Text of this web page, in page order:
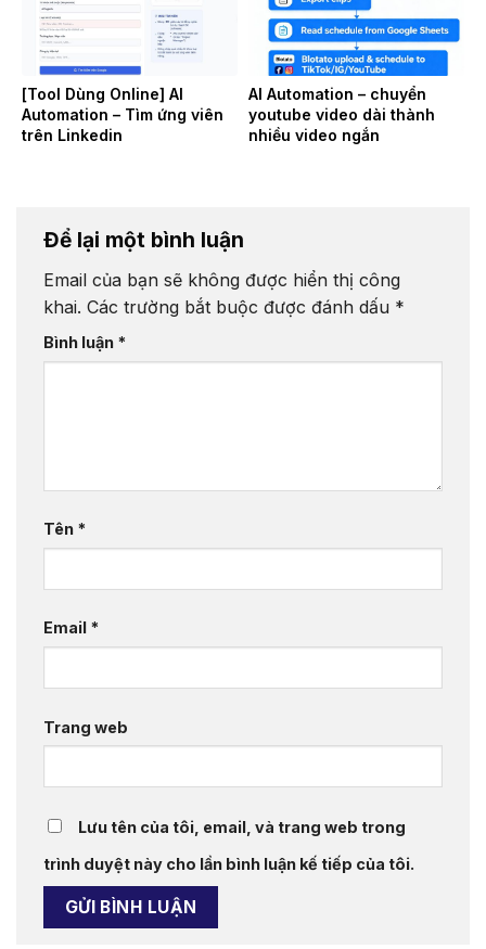
[Tool Dùng Online] AI
Automation – Tìm ứng viên
trên Linkedin
AI Automation – chuyển
youtube video dài thành
nhiều video ngắn
Để lại một bình luận
Email của bạn sẽ không được hiển thị công
khai. Các trường bắt buộc được đánh dấu *
Bình luận *
Tên *
Email *
Trang web
Lưu tên của tôi, email, và trang web trong
trình duyệt này cho lần bình luận kế tiếp của tôi.